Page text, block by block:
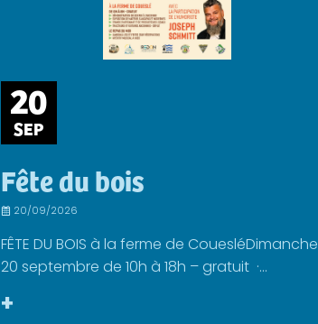
20
SEP
Fête du bois
20/09/2026
FÊTE DU BOIS à la ferme de CouesléDimanche
20 septembre de 10h à 18h – gratuit ·...
+